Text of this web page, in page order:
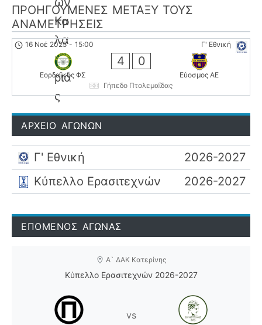
ΠΡΟΗΓΟΎΜΕΝΕΣ ΜΕΤΑΞΎ ΤΟΥΣ
ΑΝΑΜΕΤΡΉΣΕΙΣ
Γ' Εθνική
16 Νοέ 2025 - 15:00
Εορδαϊκός ΦΣ
4 0
Εύοσμος ΑΕ
Γήπεδο Πτολεμαΐδας
ΑΡΧΕΙΟ ΑΓΩΝΩΝ
Γ' Εθνική
2026-2027
Κύπελλο Ερασιτεχνών
2026-2027
ΕΠΟΜΕΝΟΣ ΑΓΩΝΑΣ
Α` ΔΑΚ Κατερίνης
Κύπελλο Ερασιτεχνών 2026-2027
vs